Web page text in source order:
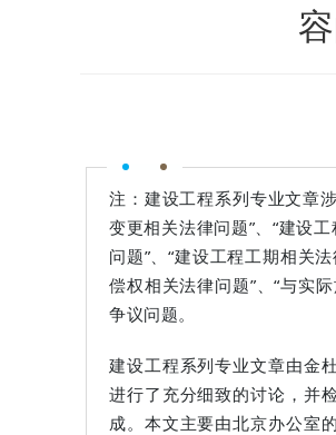
注：建设工程系列专业文章
变更相关法律问题”、“建设
问题”、“建设工程工期相关
偿权相关法律问题”、“与实
争议问题。
建设工程系列专业文章由金
进行了充分细致的讨论，并
成。本文主要由北京办公室